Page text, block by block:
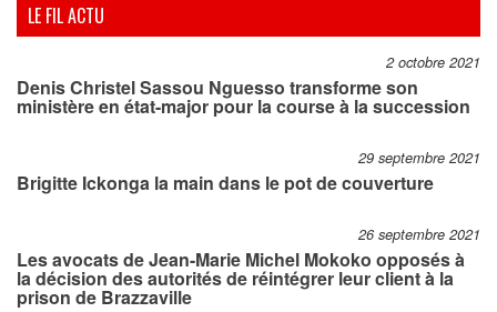
LE FIL ACTU
2 octobre 2021
Denis Christel Sassou Nguesso transforme son
ministère en état-major pour la course à la succession
29 septembre 2021
Brigitte Ickonga la main dans le pot de couverture
26 septembre 2021
Les avocats de Jean-Marie Michel Mokoko opposés à
la décision des autorités de réintégrer leur client à la
prison de Brazzaville